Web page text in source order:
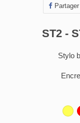
Partager
ST2 -
Stylo